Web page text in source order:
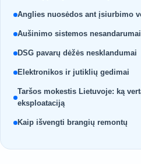
Anglies nuosėdos ant įsiurbimo
Aušinimo sistemos
DSG pavarų dėžės nesklandumai
Elektronikos ir jutiklių gedimai
Taršos mokestis Lietuvoje: ką
eksploataciją
Kaip išvengti brangių remontų